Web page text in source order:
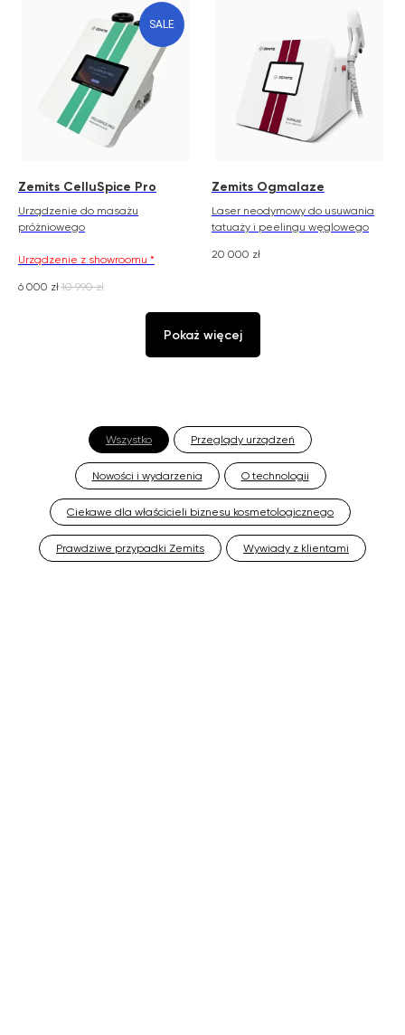
SALE
Zemits CelluSpice Pro
Urządzenie do masażu
próżniowego
Urządzenie z showroomu *
6 000 zł 10 990 zł
Zemits Ogmalaze
Laser neodymowy do usuwania
tatuaży i peelingu węglowego
20 000 zł
Pokaż więcej
Wszystko Przeglądy urządzeń
Nowości i wydarzenia O technologii
Ciekawe dla właścicieli biznesu kosmetologicznego
Prawdziwe przypadki Zemits Wywiady z klientami